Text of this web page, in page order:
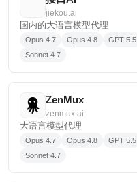
jiekou.ai
国内的大语言模型代理
Opus 4.7 Opus 4.8 GPT 5.5
Sonnet 4.7
ZenMux
zenmux.ai
大语言模型代理
Opus 4.7 Opus 4.8 GPT 5.5
Sonnet 4.7